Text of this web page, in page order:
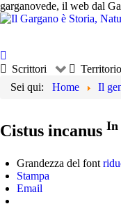
garganovede, il web dal
Scrittori Territorio
Sei qui:
Home Il
Cistus incanus In
Grandezza del font
Stampa
Email